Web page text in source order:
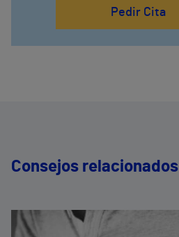
Pedir Cita
Consejos relacionados